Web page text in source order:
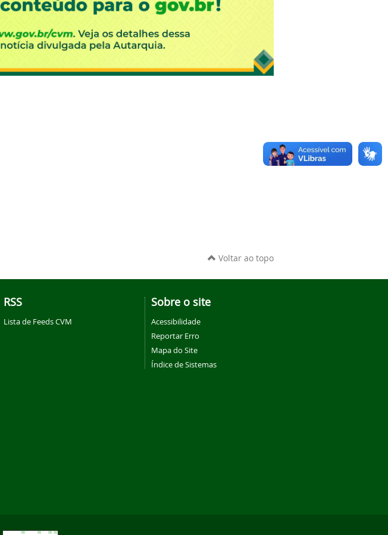
Voltar ao topo
RSS
Lista de Feeds CVM
Sobre o site
Acessibilidade
Reportar Erro
Mapa do Site
Índice de Sistemas